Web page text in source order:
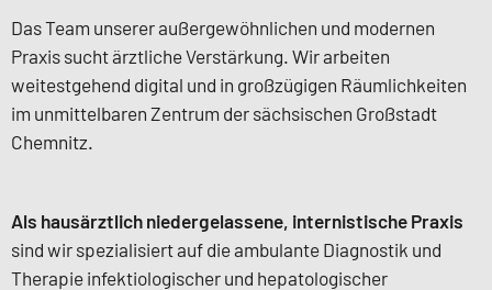
Das Team unserer außergewöhnlichen und modernen
Praxis sucht ärztliche Verstärkung. Wir arbeiten
weitestgehend digital und in großzügigen Räumlichkeiten
im unmittelbaren Zentrum der sächsischen Großstadt
Chemnitz.
Als hausärztlich niedergelassene, internistische Praxis
sind wir spezialisiert auf die ambulante Diagnostik und
Therapie infektiologischer und hepatologischer